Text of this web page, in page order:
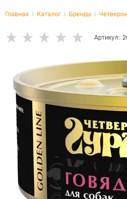
Главная Каталог Бренды
Артикул: